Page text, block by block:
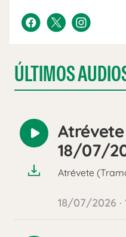
ÚLTIMOS
Reproducir
audio
Atrévete
18/07/
Atrévete
18/07/2026 ·